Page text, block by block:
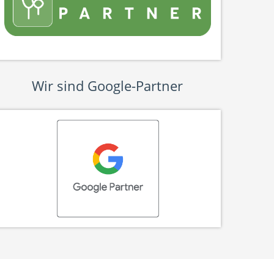
Wir sind Google-Partner